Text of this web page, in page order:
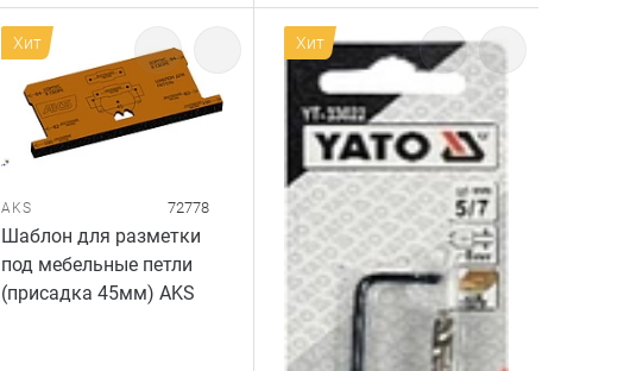
Хит
AKS 72778
Шаблон для разметки
под мебельные петли
(присадка 45мм) AKS
Хит